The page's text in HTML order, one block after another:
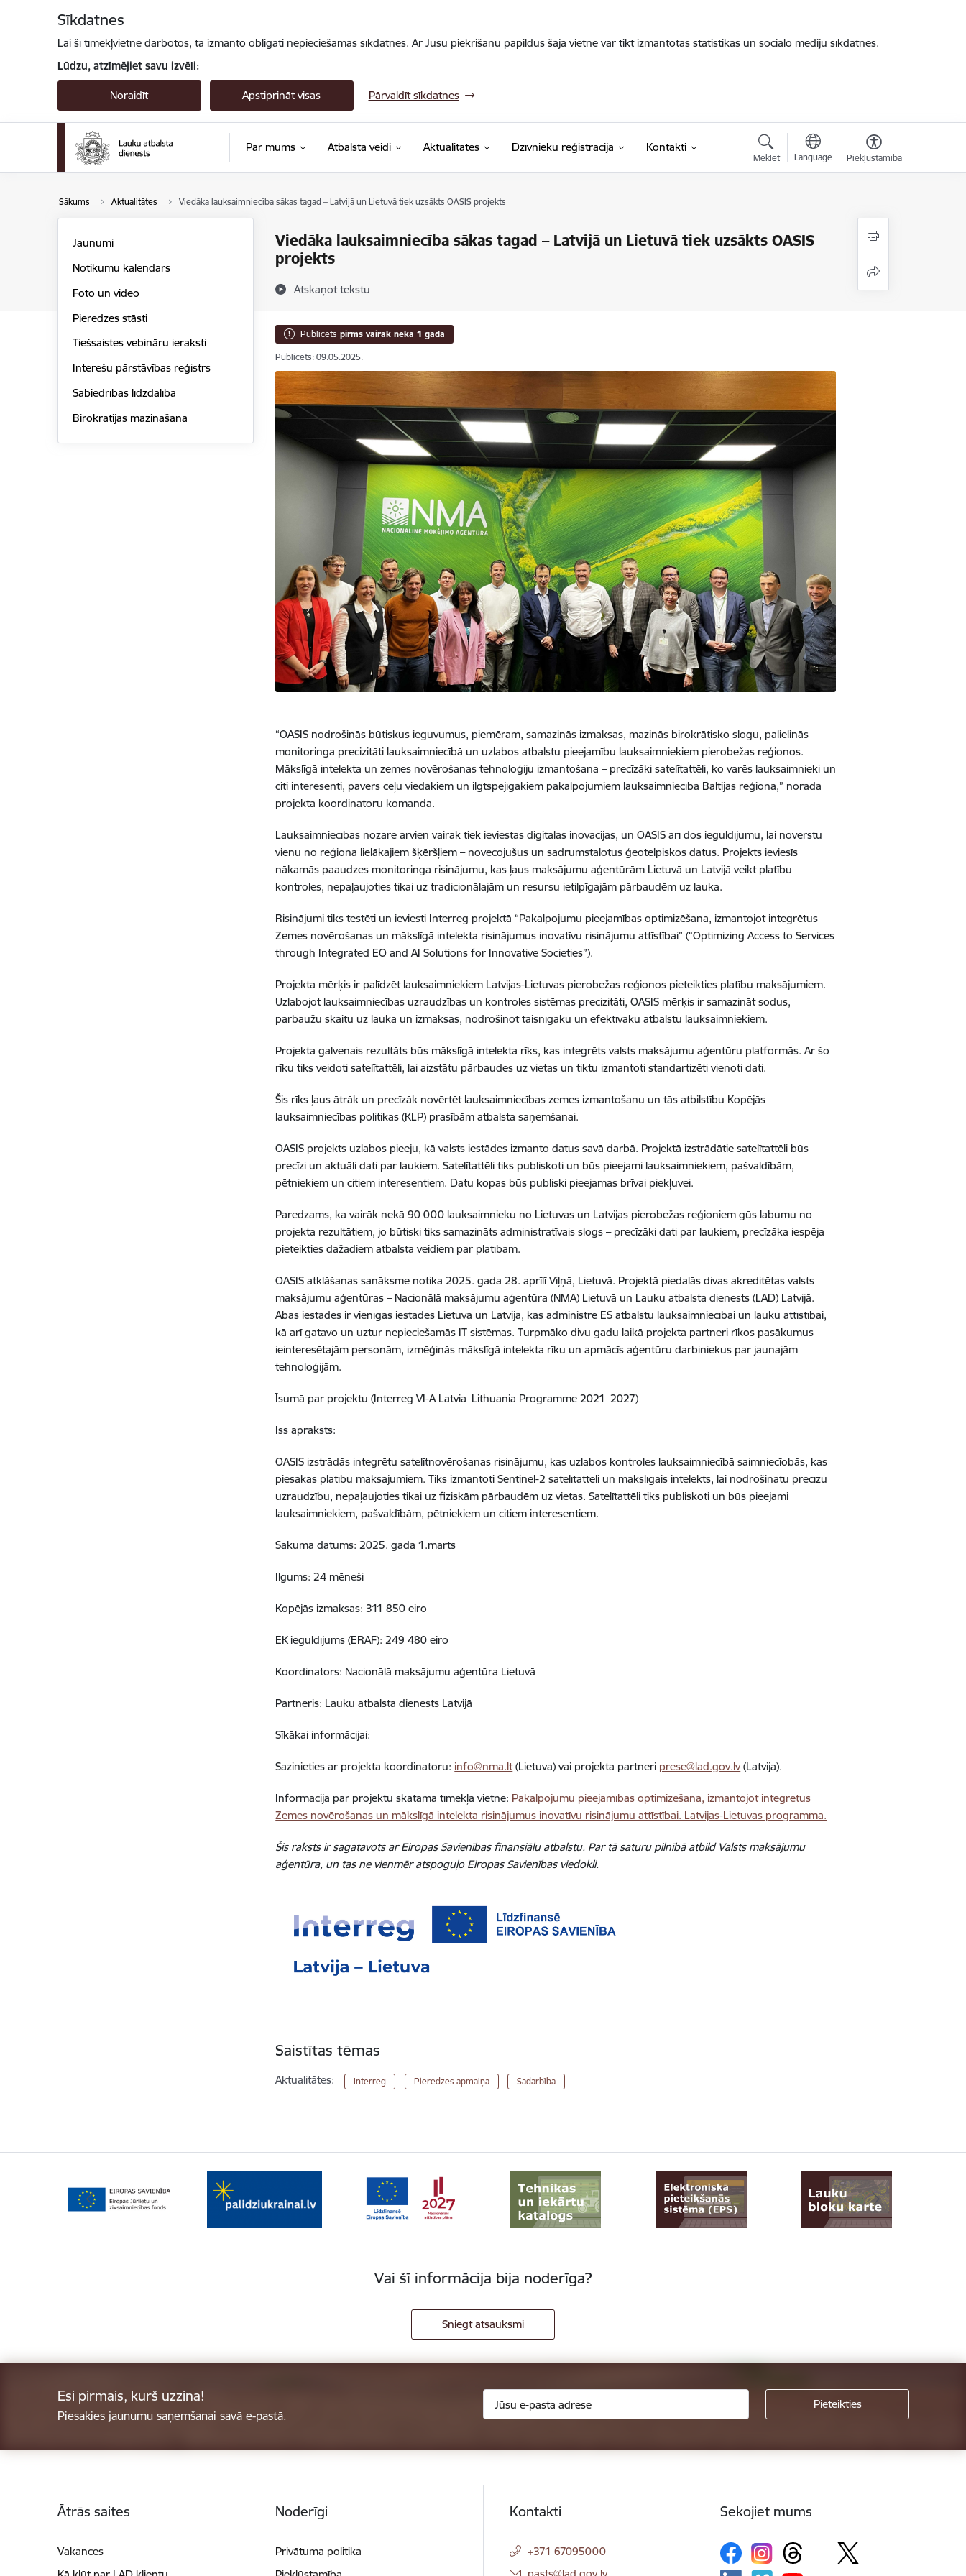
Sīkdatnes
Lai šī tīmekļvietne darbotos, tā izmanto obligāti nepieciešamās sīkdatnes. Ar Jūsu piekrišanu papildus šajā vietnē var tikt izmantotas statistikas un sociālo mediju sīkdatnes.
Lūdzu, atzīmējiet savu izvēli:
Noraidīt Apstiprināt visas Pārvaldīt sīkdatnes
Par mums Atbalsta veidi Aktualitātes Dzīvnieku reģistrācija Kontakti
Meklēt Language Piekļūstamība
Sākums Aktualitātes Viedāka lauksaimniecība sākas tagad – Latvijā un Lietuvā tiek uzsākts OASIS projekts
Viedāka lauksaimniecība sākas tagad – Latvijā un Lietuvā tiek uzsākts OASIS
projekts
Atskaņot tekstu
Jaunumi
Notikumu kalendārs
Foto un video
Pieredzes stāsti
Tiešsaistes vebināru ieraksti
Interešu pārstāvības reģistrs
Sabiedrības līdzdalība
Birokrātijas mazināšana
Publicēts pirms vairāk nekā 1 gada
Publicēts: 09.05.2025.
“OASIS nodrošinās būtiskus ieguvumus, piemēram, samazinās izmaksas, mazinās birokrātisko slogu, palielinās
monitoringa precizitāti lauksaimniecībā un uzlabos atbalstu pieejamību lauksaimniekiem pierobežas reģionos.
Mākslīgā intelekta un zemes novērošanas tehnoloģiju izmantošana – precīzāki satelītattēli, ko varēs lauksaimnieki un
citi interesenti, pavērs ceļu viedākiem un ilgtspējīgākiem pakalpojumiem lauksaimniecībā Baltijas reģionā,” norāda
projekta koordinatoru komanda.
Lauksaimniecības nozarē arvien vairāk tiek ieviestas digitālās inovācijas, un OASIS arī dos ieguldījumu, lai novērstu
vienu no reģiona lielākajiem šķēršļiem – novecojušus un sadrumstalotus ģeotelpiskos datus. Projekts ieviesīs
nākamās paaudzes monitoringa risinājumu, kas ļaus maksājumu aģentūrām Lietuvā un Latvijā veikt platību
kontroles, nepaļaujoties tikai uz tradicionālajām un resursu ietilpīgajām pārbaudēm uz lauka.
Risinājumi tiks testēti un ieviesti Interreg projektā “Pakalpojumu pieejamības optimizēšana, izmantojot integrētus
Zemes novērošanas un mākslīgā intelekta risinājumus inovatīvu risinājumu attīstībai” (“Optimizing Access to Services
through Integrated EO and AI Solutions for Innovative Societies”).
Projekta mērķis ir palīdzēt lauksaimniekiem Latvijas-Lietuvas pierobežas reģionos pieteikties platību maksājumiem.
Uzlabojot lauksaimniecības uzraudzības un kontroles sistēmas precizitāti, OASIS mērķis ir samazināt sodus,
pārbaužu skaitu uz lauka un izmaksas, nodrošinot taisnīgāku un efektīvāku atbalstu lauksaimniekiem.
Projekta galvenais rezultāts būs mākslīgā intelekta rīks, kas integrēts valsts maksājumu aģentūru platformās. Ar šo
rīku tiks veidoti satelītattēli, lai aizstātu pārbaudes uz vietas un tiktu izmantoti standartizēti vienoti dati.
Šis rīks ļaus ātrāk un precīzāk novērtēt lauksaimniecības zemes izmantošanu un tās atbilstību Kopējās
lauksaimniecības politikas (KLP) prasībām atbalsta saņemšanai.
OASIS projekts uzlabos pieeju, kā valsts iestādes izmanto datus savā darbā. Projektā izstrādātie satelītattēli būs
precīzi un aktuāli dati par laukiem. Satelītattēli tiks publiskoti un būs pieejami lauksaimniekiem, pašvaldībām,
pētniekiem un citiem interesentiem. Datu kopas būs publiski pieejamas brīvai piekļuvei.
Paredzams, ka vairāk nekā 90 000 lauksaimnieku no Lietuvas un Latvijas pierobežas reģioniem gūs labumu no
projekta rezultātiem, jo būtiski tiks samazināts administratīvais slogs – precīzāki dati par laukiem, precīzāka iespēja
pieteikties dažādiem atbalsta veidiem par platībām.
OASIS atklāšanas sanāksme notika 2025. gada 28. aprīlī Viļņā, Lietuvā. Projektā piedalās divas akreditētas valsts
maksājumu aģentūras – Nacionālā maksājumu aģentūra (NMA) Lietuvā un Lauku atbalsta dienests (LAD) Latvijā.
Abas iestādes ir vienīgās iestādes Lietuvā un Latvijā, kas administrē ES atbalstu lauksaimniecībai un lauku attīstībai,
kā arī gatavo un uztur nepieciešamās IT sistēmas. Turpmāko divu gadu laikā projekta partneri rīkos pasākumus
ieinteresētajām personām, izmēģinās mākslīgā intelekta rīku un apmācīs aģentūru darbiniekus par jaunajām
tehnoloģijām.
Īsumā par projektu (Interreg VI-A Latvia–Lithuania Programme 2021–2027)
Īss apraksts:
OASIS izstrādās integrētu satelītnovērošanas risinājumu, kas uzlabos kontroles lauksaimniecībā saimniecīobās, kas
piesakās platību maksājumiem. Tiks izmantoti Sentinel-2 satelītattēli un mākslīgais intelekts, lai nodrošinātu precīzu
uzraudzību, nepaļaujoties tikai uz fiziskām pārbaudēm uz vietas. Satelītattēli tiks publiskoti un būs pieejami
lauksaimniekiem, pašvaldībām, pētniekiem un citiem interesentiem.
Sākuma datums: 2025. gada 1.marts
Ilgums: 24 mēneši
Kopējās izmaksas: 311 850 eiro
EK ieguldījums (ERAF): 249 480 eiro
Koordinators: Nacionālā maksājumu aģentūra Lietuvā
Partneris: Lauku atbalsta dienests Latvijā
Sīkākai informācijai:
Sazinieties ar projekta koordinatoru: info@nma.lt(Lietuva) vai projekta partneri prese@lad.gov.lv(Latvija).
Informācija par projektu skatāma tīmekļa vietnē: Pakalpojumu pieejamības optimizēšana, izmantojot integrētus
Zemes novērošanas un mākslīgā intelekta risinājumus inovatīvu risinājumu attīstībai. Latvijas-Lietuvas programma.
Šis raksts ir sagatavots ar Eiropas Savienības finansiālu atbalstu. Par tā saturu pilnībā atbild Valsts maksājumu
aģentūra, un tas ne vienmēr atspoguļo Eiropas Savienības viedokli.
Saistītas tēmas
Aktualitātes: Interreg Pieredzes apmaiņa Sadarbība
Vai šī informācija bija noderīga?
Sniegt atsauksmi
Esi pirmais, kurš uzzina!
Piesakies jaunumu saņemšanai savā e-pastā.
Ātrās saites
Vakances
Noderīgi
Privātuma politika
Kontakti
+371 67095000
E-pasts:
Sekojiet mums